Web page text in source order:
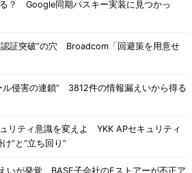
？ Google同期パスキー実装に見つかっ
証突破”の穴 Broadcom「回避策を用意せ
ル侵害の連鎖” 3812件の情報漏えいから得る
リティ意識を変えよ YKK APセキュリティ
”と“立ち回り”
いが発覚 BASE子会社のEストアーが不正ア